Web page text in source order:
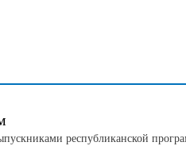
республиканской